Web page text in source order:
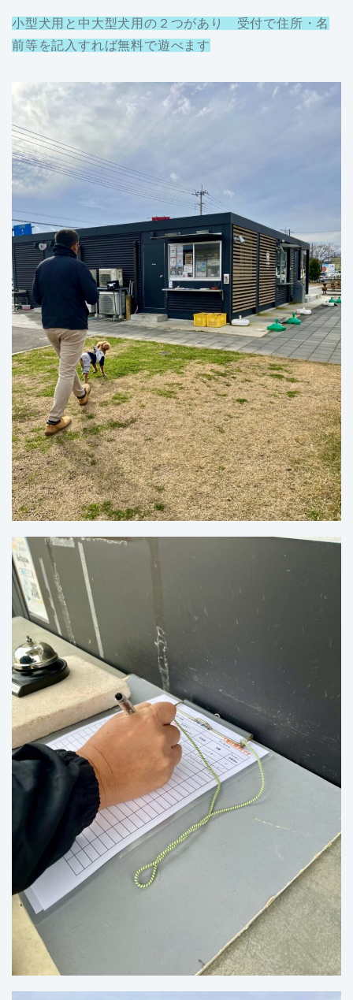
小型犬用と中大型犬用の２つがあり 受付で住所・名
前等を記入すれば無料で遊べます